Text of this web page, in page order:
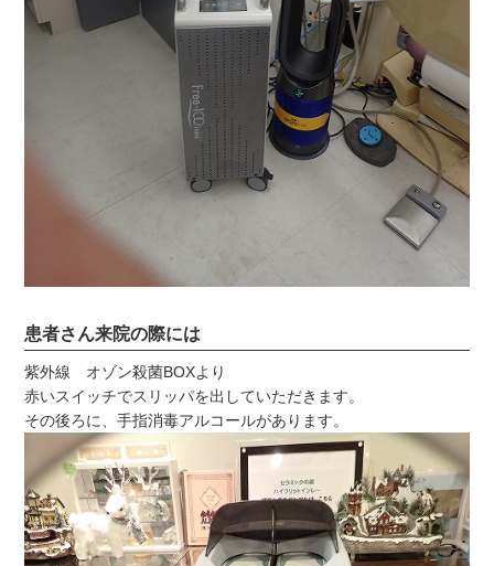
患者さん来院の際には
紫外線 オゾン殺菌BOXより
赤いスイッチでスリッパを出していただきます。
その後ろに、手指消毒アルコールがあります。